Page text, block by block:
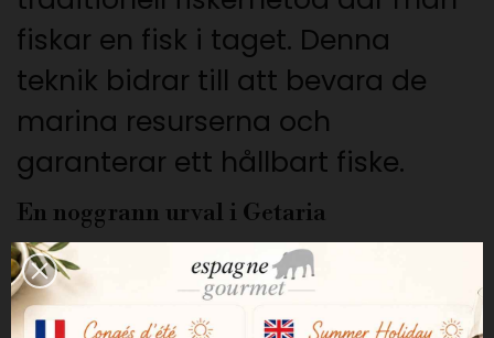
fiskar en fisk i taget. Denna
teknik bidrar till att bevara de
marina resurserna och
garanterar ett hållbart fiske.
En noggrann urval i Getaria
De bästa exemplaren väljs ut
direkt på auktionen i Getaria